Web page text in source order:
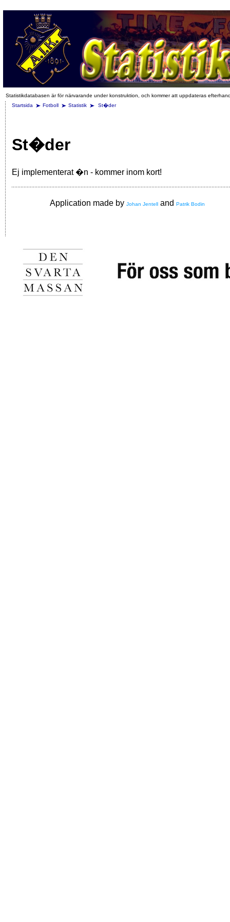
Statistikdatabasen är för närvarande under konstruktion, och kommer att uppdateras
Startsida
Fotboll Statistik St�der
St�der
Ej implementerat �n - kommer inom kort!
Application made by Johan Jentell and Patrik Bodin